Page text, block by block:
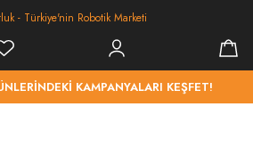
KAMPANYALARI KEŞFET!